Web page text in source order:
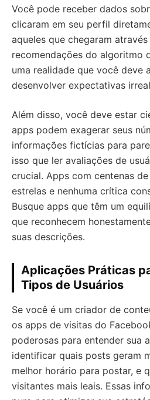
Você pode receber dados
clicaram em seu perfil
aqueles que chegaram
recomendações do algoritmo
uma realidade que você deve
desenvolver expectativas
Além disso, você deve estar
apps podem exagerar seus
informações fictícias para
isso que ler avaliações de
crucial. Apps com centenas
estrelas e nenhuma crítica
Busque apps que têm um
que reconhecem
suas descrições.
Aplicações Práticas
Tipos de Usuários
Se você é um criador de
os apps de visitas do
poderosas para entender sua
identificar quais posts geram
melhor horário para postar, e
visitantes mais leais. Essas